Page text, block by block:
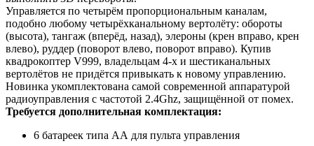
Управляется по четырём пропорциональным каналам,
подобно любому четырёхканальному вертолёту: обороты
(высота), тангаж (вперёд, назад), элероны (крен вправо, крен
влево), руддер (поворот влево, поворот вправо). Купив
квадрокоптер V999, владельцам 4-х и шестиканальных
вертолётов не придётся привыкать к новому управлению.
Новинка укомплектована самой современной аппаратурой
радиоуправления с частотой 2.4Ghz, защищённой от помех.
Требуется дополнительная комплектация:
6 батареек типа АА для пульта управления